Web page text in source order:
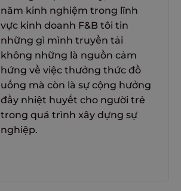
năm kinh nghiệm trong lĩnh
vực kinh doanh F&B tôi tin
những gì mình truyền tải
không những là nguồn cảm
hứng về việc thưởng thức đồ
uống mà còn là sự cộng hưởng
đầy nhiệt huyết cho người trẻ
trong quá trình xây dựng sự
nghiệp.